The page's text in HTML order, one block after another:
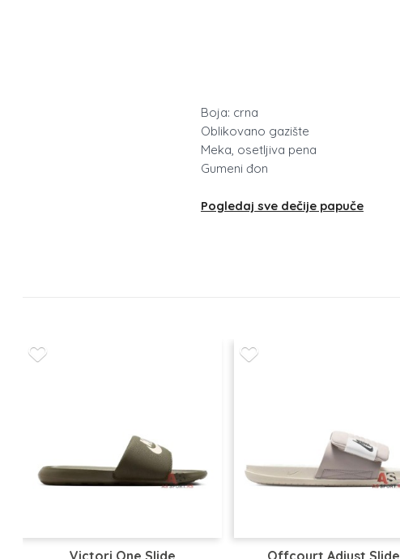
Boja: crna
Oblikovano gazište
Meka, osetljiva pena
Gumeni đon
Pogledaj sve dečije papuče